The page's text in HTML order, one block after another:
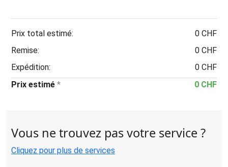
Prix total estimé:
0 CHF
Remise:
0 CHF
Expédition:
0 CHF
Prix estimé * 0 CHF
Vous ne trouvez pas votre service ?
Cliquez pour plus de services